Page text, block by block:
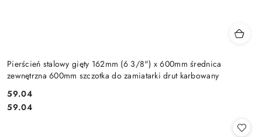
Pierścień stalowy gięty 162mm (6 3/8") x 600mm średnica
zewnętrzna 600mm szczotka do zamiatarki drut karbowany
Cena:
59.04
Cena:
59.04